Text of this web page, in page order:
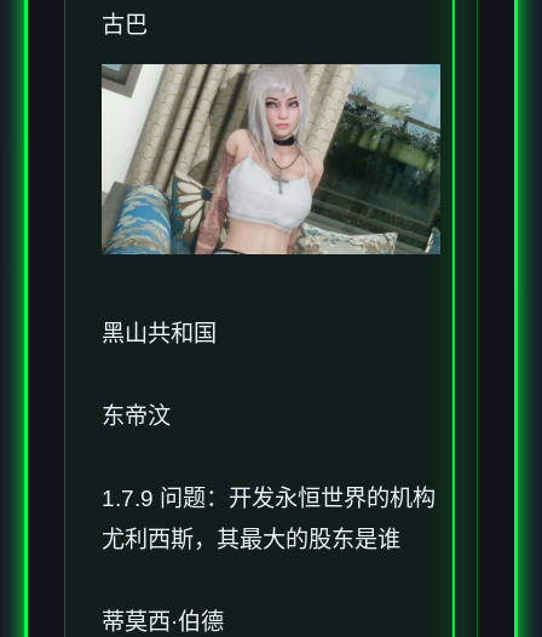
古巴
黑山共和国
东帝汶
1.7.9 问题：开发永恒世界的机构
尤利西斯，其最大的股东是谁
蒂莫西·伯德